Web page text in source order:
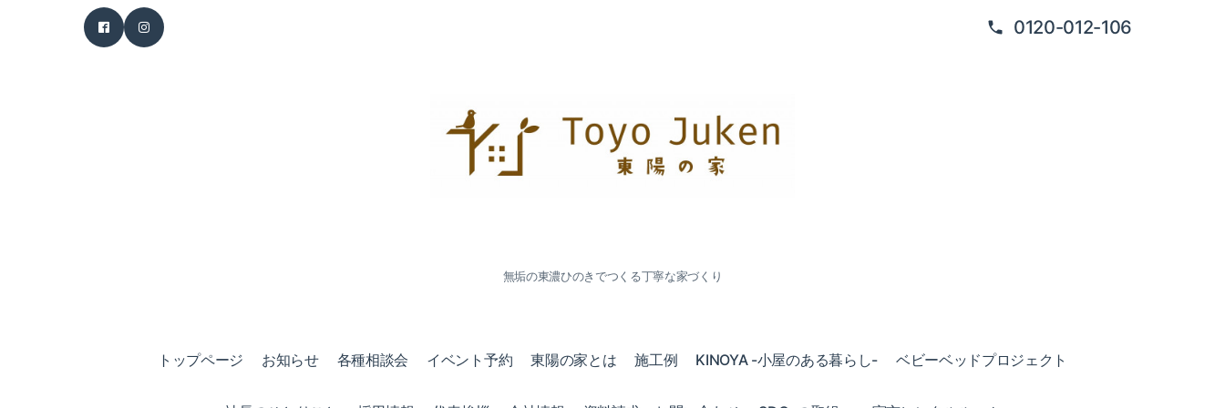
0120-012-106
無垢の東濃ひのきでつくる丁寧な家づくり
トップページ お知らせ 各種相談会 イベント予約 東陽の家とは 施工例 KINOYA -小屋のある暮らし- ベビーベッドプロジェクト